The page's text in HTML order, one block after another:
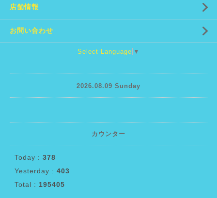
店舗情報
お問い合わせ
Select Language ▼
2026.08.09 Sunday
カウンター
Today : 378
Yesterday : 403
Total : 195405